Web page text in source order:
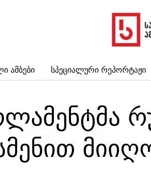
Ამბები Სპეციალური Რეპორტაჟი